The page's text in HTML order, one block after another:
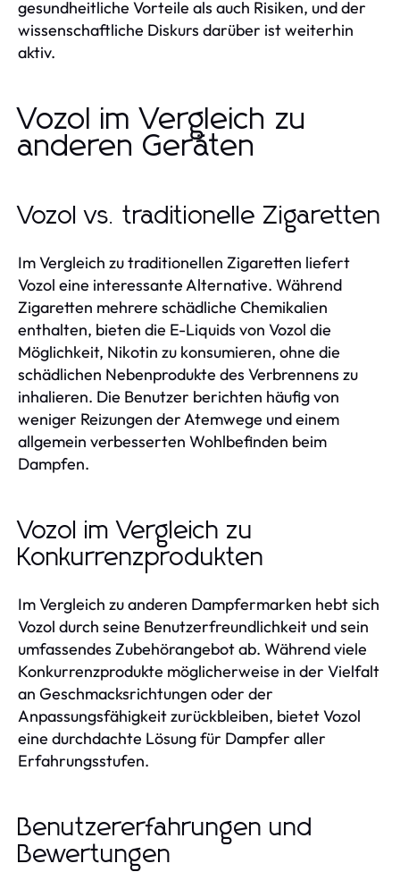
gesundheitliche Vorteile als auch Risiken, und der
wissenschaftliche Diskurs darüber ist weiterhin
aktiv.
Vozol im Vergleich zu
anderen Geräten
Vozol vs. traditionelle Zigaretten
Im Vergleich zu traditionellen Zigaretten liefert
Vozol eine interessante Alternative. Während
Zigaretten mehrere schädliche Chemikalien
enthalten, bieten die E-Liquids von Vozol die
Möglichkeit, Nikotin zu konsumieren, ohne die
schädlichen Nebenprodukte des Verbrennens zu
inhalieren. Die Benutzer berichten häufig von
weniger Reizungen der Atemwege und einem
allgemein verbesserten Wohlbefinden beim
Dampfen.
Vozol im Vergleich zu
Konkurrenzprodukten
Im Vergleich zu anderen Dampfermarken hebt sich
Vozol durch seine Benutzerfreundlichkeit und sein
umfassendes Zubehörangebot ab. Während viele
Konkurrenzprodukte möglicherweise in der Vielfalt
an Geschmacksrichtungen oder der
Anpassungsfähigkeit zurückbleiben, bietet Vozol
eine durchdachte Lösung für Dampfer aller
Erfahrungsstufen.
Benutzererfahrungen und
Bewertungen